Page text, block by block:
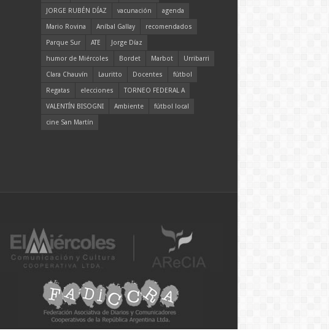
JORGE RUBÉN DÍAZ
vacunación
agenda
Mario Rovina
Aníbal Gallay
recomendados
Parque Sur
ATE
Jorge Díaz
humor de Miércoles
Bordet Marbot
Urribarri
Clara Chauvín
Lauritto Docentes
fútbol
Regatas
elecciones
TORNEO FEDERAL A
VALENTÍN BISOGNI
Ambiente
fútbol local
cine San Martín